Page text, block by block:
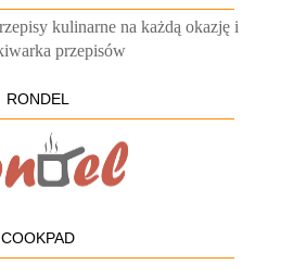
RONDEL
COOKPAD